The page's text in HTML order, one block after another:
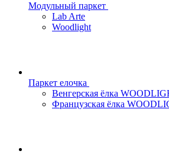
Модульный паркет
Lab Arte
Woodlight
Паркет елочка
Венгерская ёлка
Французская ёлка